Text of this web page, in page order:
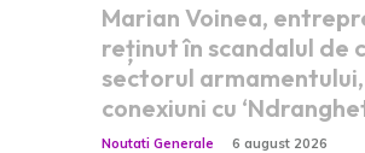
Marian Voinea,
reținut în scandalul de
sectorul
conexiuni cu
Noutati Generale 6 august 2026